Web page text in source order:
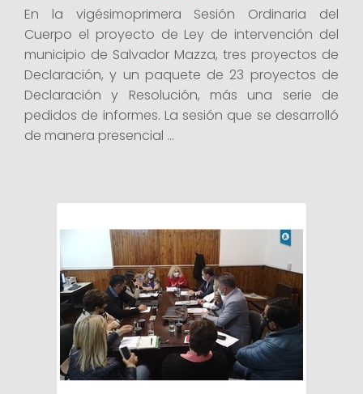
En la vigésimoprimera Sesión Ordinaria del
Cuerpo el proyecto de Ley de intervención del
municipio de Salvador Mazza, tres proyectos de
Declaración, y un paquete de 23 proyectos de
Declaración y Resolución, más una serie de
pedidos de informes. La sesión que se desarrolló
de manera presencial ...